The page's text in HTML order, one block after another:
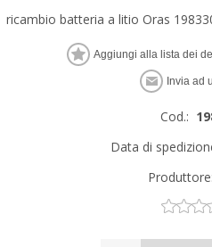
ricambio batteria a litio Oras
Cod.:
Data di
Produttore: